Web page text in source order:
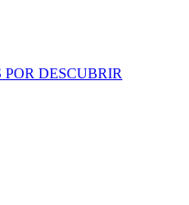
DESCUBRIR